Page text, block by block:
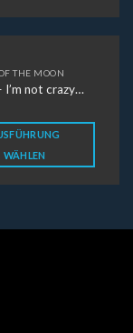
THE MOON
I’m not crazy…
WÄHLEN